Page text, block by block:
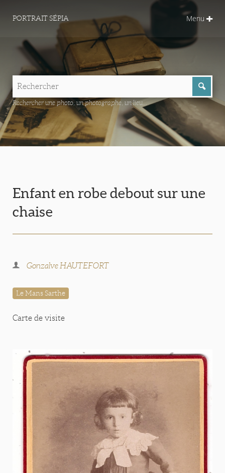
PORTRAIT SÉPIA Menu
Rechercher une photo, un photographe, un lieu...
Enfant en robe debout sur une
chaise
Gonzalve HAUTEFORT
Le Mans Sarthe
Carte de visite